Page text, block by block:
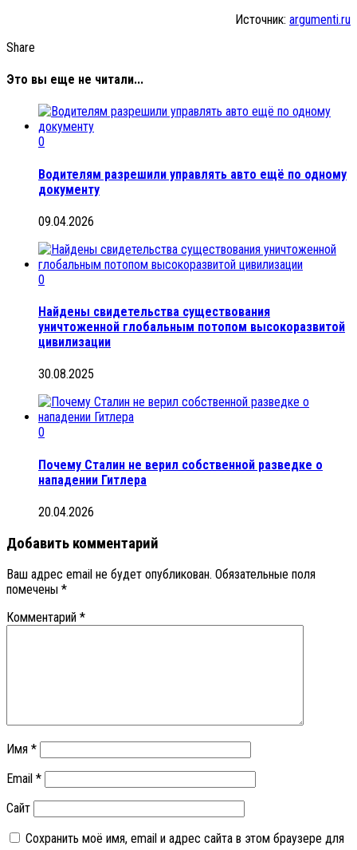
Источник: argumenti.ru
Share
Это вы еще не читали...
0
Водителям разрешили управлять авто ещё по одному
документу
09.04.2026
0
Найдены свидетельства существования
уничтоженной глобальным потопом высокоразвитой
цивилизации
30.08.2025
0
Почему Сталин не верил собственной разведке о
нападении Гитлера
20.04.2026
Добавить комментарий
Ваш адрес email не будет опубликован. Обязательные поля
помечены *
Комментарий *
Имя *
Email *
Сайт
Сохранить моё имя, email и адрес сайта в этом браузере для